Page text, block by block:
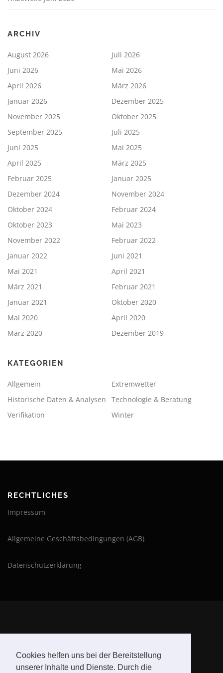
Cookies helfen uns bei der Bereitstellung
unserer Inhalte und Dienste. Durch die
ARCHIV
August 2026
Juli 2026
Juni 2026
Mai 2026
April 2026
März 2026
Januar 2026
Dezember 2025
November 2025
Oktober 2025
September 2025
Juli 2025
Juni 2025
Mai 2025
April 2025
März 2025
Februar 2025
Januar 2025
Dezember 2024
November 2024
Oktober 2024
Februar 2024
Oktober 2023
Mai 2023
November 2022
Februar 2022
Januar 2022
Juni 2021
Mai 2021
April 2021
März 2021
Februar 2021
Januar 2021
Oktober 2020
Mai 2020
April 2020
März 2020
Dezember 2019
KATEGORIEN
Allgemein
Extremwetter
Historische Daten & Analysen
Technologie & Beratung
Verifikation
Winter
RECHTLICHES
Impressum
Allgemeine Geschäftsbedingungen (AGB)
Datenschutzerklärung